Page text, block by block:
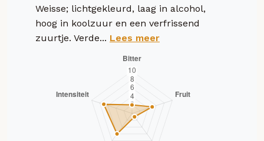
Weisse; lichtgekleurd, laag in alcohol,
hoog in koolzuur en een verfrissend
zuurtje. Verde... Lees meer